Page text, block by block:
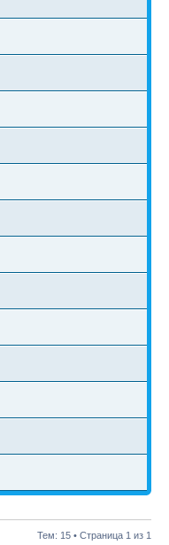
Тем: 15 • Страница 1 из 1